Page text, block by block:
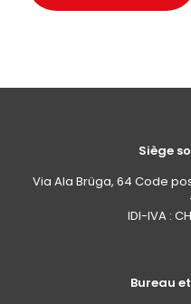
Siège
Via Ala Brüga, 64 Code
IDI-IVA :
Bureau